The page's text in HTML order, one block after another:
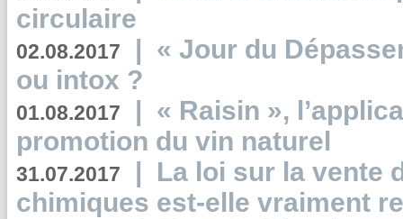
circulaire
02.08.2017 | « Jour du
ou intox ?
01.08.2017 | « Raisin »,
promotion du vin naturel
31.07.2017 | La loi sur la vente
chimiques est-elle vraiment